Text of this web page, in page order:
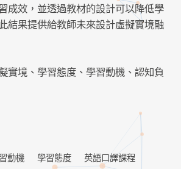
成效，並透過教材的設計可以降低學
結果提供給教師未來設計虛擬實境融
實境、學習態度、學習動機、認知負
動機 學習態度
英語口譯課程